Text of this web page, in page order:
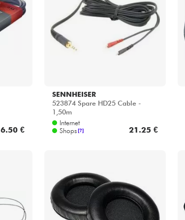
Sehen Sie sich unsere Marken an
6.50 €
SENNHEISER
523874 Spare HD25 Cable -
1,50m
Internet
Shops [?] 21.25 €